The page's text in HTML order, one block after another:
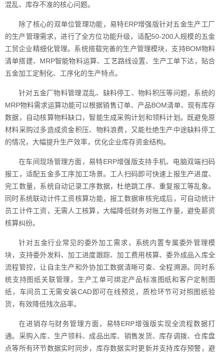
混乱、库存不准的核心问题。
除了核心的双单位管理功能，易特ERP增强版针对五金生产工厂
的生产管理需求，进行了全方位功能升级，适配50-200人规模的五金
工贸企业精细化管理。系统搭载完善的生产管理模块，支持BOM物料
清单搭建、MRP智能物料运算、工艺路线设置、生产工单下达，贴合
五金加工定制化、工序化的生产特点。
针对五金厂物料管理混乱、缺料停工、物料积压等问题，系统的
MRP物料需求运算功能可以根据销售订单、产品BOM清单、现有库存
数据，自动核算物料缺口，智能生成采购计划和领料计划。既避免原
材料采购过多造成资金积压、物料浪费，又能杜绝生产中途缺料停工
的情况，大幅提升生产效率，优化企业库存资金结构。
在车间现场管理方面，易特ERP增强版支持手机、电脑双端扫码
报工，适配五金多工序加工场景。工人扫码即可快速上报生产进度、
完工数量，系统自动记录工序数据，杜绝跳工序、重复报工等乱象。
同时系统联动计件工资核算功能，报工数据审核完成后，可自动统计
员工计件工资，无需人工核算，大幅降低财务对账工作量，避免薪资
核算纠纷。
针对五金行业常见的委外加工需求，系统内置专属委外管理模
块，支持委外发料、加工进度跟踪、加工费用核算、委外成品入库全
流程管控，让自主生产和外协加工数据清晰可查、全程溯源。同时系
统支持图纸关联管理，生产工单可绑定产品标准图纸和客户定制图
纸，车间员工无需安装CAD即可在线预览，质检环节可对照图纸验
货，有效降低残次品率。
在进销存与财务管理方面，易特ERP增强版实现全流程数据打
通。采购入库、生产领料、成品出库、销售发货、库存调拨、仓库盘
点等所有环节数据实时同步，库存数据实时更新并支持库存预警，避